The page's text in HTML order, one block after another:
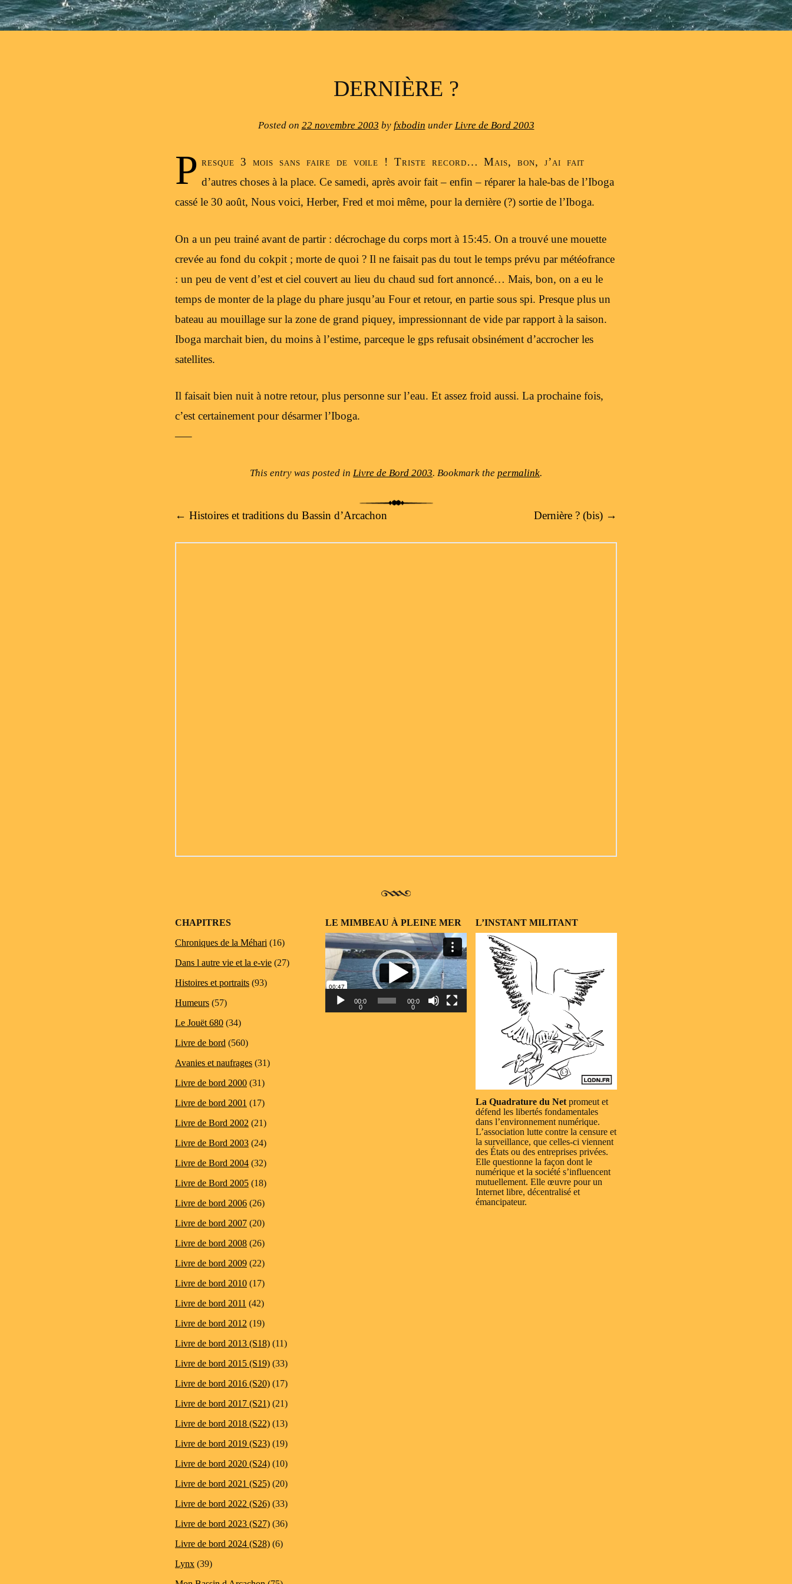
DERNIÈRE ?
Posted on 22 novembre 2003 by fxbodin under Livre de Bord 2003
P resque 3 mois sans faire de voile ! Triste record… Mais, bon, j’ai fait
d’autres choses à la place. Ce samedi, après avoir fait – enfin – réparer la hale-bas de l’Iboga
cassé le 30 août, Nous voici, Herber, Fred et moi même, pour la dernière (?) sortie de l’Iboga.
On a un peu trainé avant de partir : décrochage du corps mort à 15:45. On a trouvé une mouette
crevée au fond du cokpit ; morte de quoi ? Il ne faisait pas du tout le temps prévu par météofrance
: un peu de vent d’est et ciel couvert au lieu du chaud sud fort annoncé… Mais, bon, on a eu le
temps de monter de la plage du phare jusqu’au Four et retour, en partie sous spi. Presque plus un
bateau au mouillage sur la zone de grand piquey, impressionnant de vide par rapport à la saison.
Iboga marchait bien, du moins à l’estime, parceque le gps refusait obsinément d’accrocher les
satellites.
Il faisait bien nuit à notre retour, plus personne sur l’eau. Et assez froid aussi. La prochaine fois,
c’est certainement pour désarmer l’Iboga.
—–
This entry was posted in Livre de Bord 2003. Bookmark the permalink.
Post navigation
← Histoires et traditions du Bassin d’Arcachon Dernière ? (bis) →
CHAPITRES
Chroniques de la Méhari (16)
Dans l autre vie et la e-vie (27)
Histoires et portraits (93)
Humeurs (57)
Le Jouët 680 (34)
Livre de bord (560)
Avanies et naufrages (31)
Livre de bord 2000 (31)
Livre de bord 2001 (17)
Livre de Bord 2002 (21)
Livre de Bord 2003 (24)
Livre de Bord 2004 (32)
Livre de Bord 2005 (18)
Livre de bord 2006 (26)
Livre de bord 2007 (20)
Livre de bord 2008 (26)
Livre de bord 2009 (22)
Livre de bord 2010 (17)
Livre de bord 2011 (42)
Livre de bord 2012 (19)
Livre de bord 2013 (S18) (11)
Livre de bord 2015 (S19) (33)
Livre de bord 2016 (S20) (17)
Livre de bord 2017 (S21) (21)
Livre de bord 2018 (S22) (13)
Livre de bord 2019 (S23) (19)
Livre de bord 2020 (S24) (10)
Livre de bord 2021 (S25) (20)
Livre de bord 2022 (S26) (33)
Livre de bord 2023 (S27) (36)
Livre de bord 2024 (S28) (6)
Lynx (39)
LE MIMBEAU À PLEINE MER
Lecteur
vidéo
00:0
0
00:0
0
L’INSTANT MILITANT
La Quadrature du Net promeut et
défend les libertés fondamentales
dans l’environnement numérique.
L’association lutte contre la censure et
la surveillance, que celles-ci viennent
des États ou des entreprises privées.
Elle questionne la façon dont le
numérique et la société s’influencent
mutuellement. Elle œuvre pour un
Internet libre, décentralisé et
émancipateur.